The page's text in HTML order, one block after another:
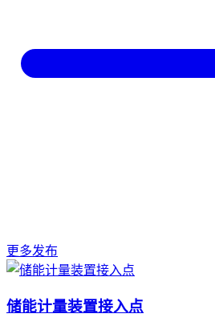
更多发布
储能计量装置接入点